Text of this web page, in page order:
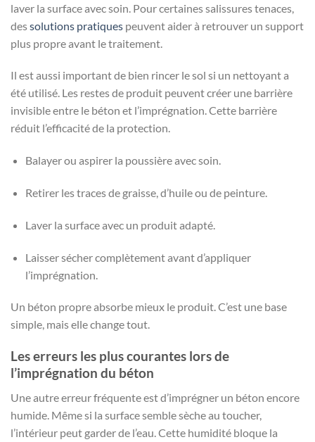
laver la surface avec soin. Pour certaines salissures tenaces,
dessolutions pratiques peuvent aider à retrouver un support
plus propre avant le traitement.
Il est aussi important de bien rincer le sol si un nettoyant a
été utilisé. Les restes de produit peuvent créer une barrière
invisible entre le béton et l’imprégnation. Cette barrière
réduit l’efficacité de la protection.
Balayer ou aspirer la poussière avec soin.
Retirer les traces de graisse, d’huile ou de peinture.
Laver la surface avec un produit adapté.
Laisser sécher complètement avant d’appliquer
l’imprégnation.
Un béton propre absorbe mieux le produit. C’est une base
simple, mais elle change tout.
Les erreurs les plus courantes lors de
l’imprégnation du béton
Une autre erreur fréquente est d’imprégner un béton encore
humide. Même si la surface semble sèche au toucher,
l’intérieur peut garder de l’eau. Cette humidité bloque la